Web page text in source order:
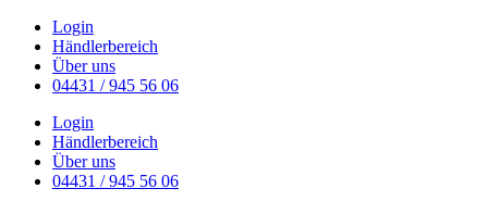
Zum
Inhalt
wechseln
Login
Händlerbereich
Über uns
04431 / 945 56 06
Login
Händlerbereich
Über uns
04431 / 945 56 06